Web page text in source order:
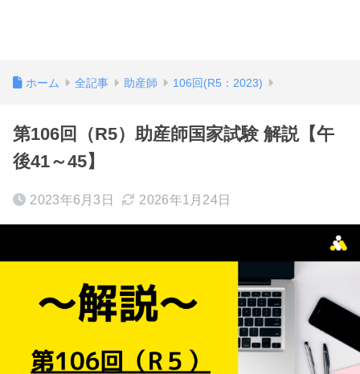
ホーム 全記事 助産師 106回(R5：2023)
第106回（R5）助産師国家試験 解説【午
後41～45】
2023年6月3日 2026年1月24日